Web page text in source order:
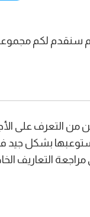
سنقدم لكم
من التعرف على
بشكل
مراجعة التعاريف